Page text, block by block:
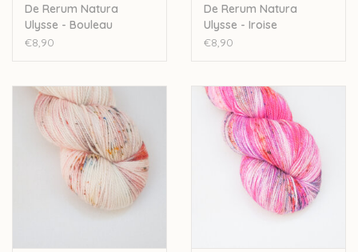
De Rerum Natura
Ulysse - Bouleau
€8,90
De Rerum Natura
Ulysse - Iroise
€8,90